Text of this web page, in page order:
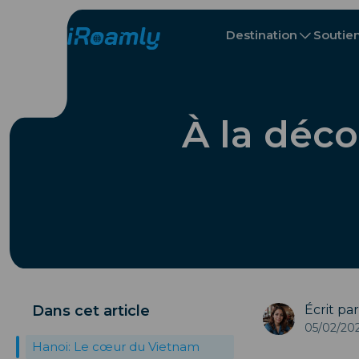
Destination
eSIMs régionaux
Bulgarie
À la
Dans cet article
Hanoi: Le cœur du Vietnam
Écrit par
05/02/